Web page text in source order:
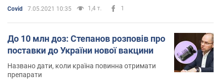
Covid 7.05.2021 10:35 1,4 т. 1
До 10 млн доз: Степанов розповів про
поставки до України нової вакцини
Названо дати, коли країна повинна отримати
препарати